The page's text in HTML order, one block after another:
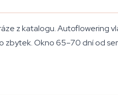
z katalogu. Autoflowering
Okno 65–70 dní od